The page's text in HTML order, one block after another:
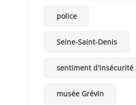
police
Seine-Saint-Denis
sentiment d'insécurité
musée Grévin